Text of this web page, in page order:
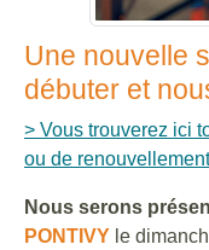
Une nouvelle
débuter et
> Vous trouverez ici
ou de
Nous serons
PONTIVY le